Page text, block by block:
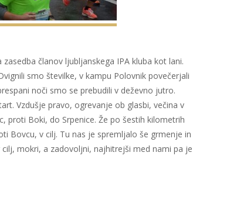
članov ljubljanskega IPA kluba kot lani.
smo številke, v kampu Polovnik povečerjali
noči smo se prebudili v deževno jutro.
Vzdušje pravo, ogrevanje ob glasbi, večina v
proti Boki, do Srpenice. Že po šestih kilometrih
Bovcu, v cilj. Tu nas je spremljalo še grmenje in
mokri, a zadovoljni, najhitrejši med nami pa je